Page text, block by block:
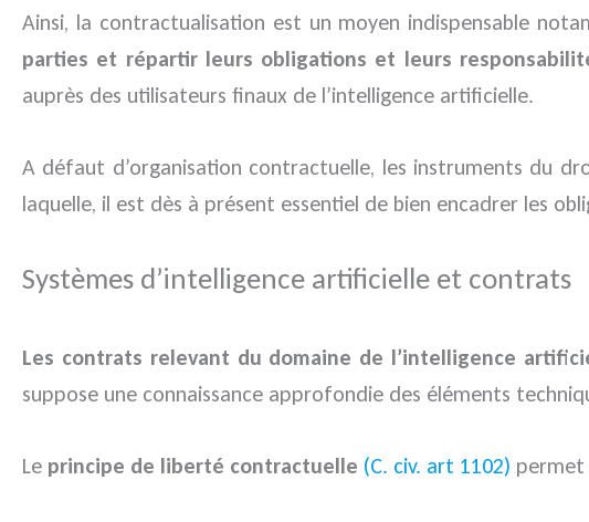
Ainsi, la contractualisation est un moyen indispensable
parties et répartir leurs obligations et leurs
auprès des utilisateurs finaux de l’intelligence artificielle.
A défaut d’organisation contractuelle, les instruments du
laquelle, il est dès à présent essentiel de bien encadrer les
Systèmes d’intelligence artificielle et contrats
Les contrats relevant du domaine de l’intelligence
suppose une connaissance approfondie des éléments
Le principe de liberté contractuelle (C. civ. art 1102) permet